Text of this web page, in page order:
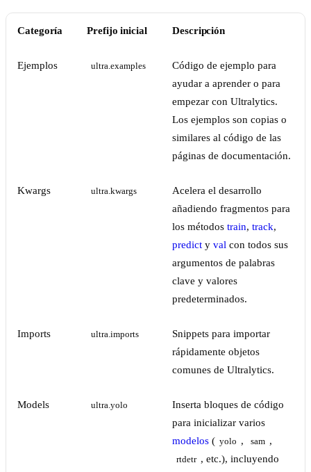
Categoría Prefijo inicial Descripción
Ejemplos ultra.examples
Código de ejemplo para
ayudar a aprender o para
empezar con Ultralytics.
Los ejemplos son copias o
similares al código de las
páginas de documentación.
Kwargs ultra.kwargs
Acelera el desarrollo
añadiendo fragmentos para
los métodos train, track,
predict y val con todos sus
argumentos de palabras
clave y valores
predeterminados.
Imports ultra.imports
Snippets para importar
rápidamente objetos
comunes de Ultralytics.
Models ultra.yolo
Inserta bloques de código
para inicializar varios
modelos ( yolo , sam ,
rtdetr , etc.), incluyendo